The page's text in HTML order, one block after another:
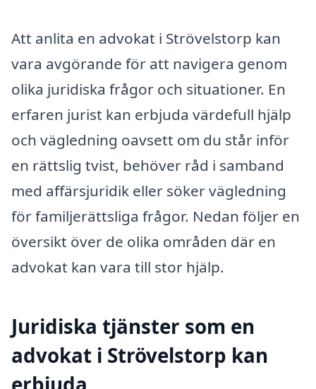
Att anlita en advokat i Strövelstorp kan
vara avgörande för att navigera genom
olika juridiska frågor och situationer. En
erfaren jurist kan erbjuda värdefull hjälp
och vägledning oavsett om du står inför
en rättslig tvist, behöver råd i samband
med affärsjuridik eller söker vägledning
för familjerättsliga frågor. Nedan följer en
översikt över de olika områden där en
advokat kan vara till stor hjälp.
Juridiska tjänster som en
advokat i Strövelstorp kan